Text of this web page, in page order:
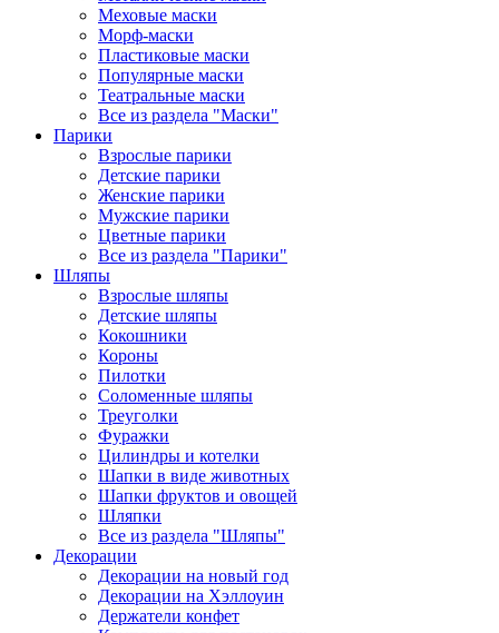
Меховые маски
Морф-маски
Пластиковые маски
Популярные маски
Театральные маски
Все из раздела "Маски"
Парики
Взрослые парики
Детские парики
Женские парики
Мужские парики
Цветные парики
Все из раздела "Парики"
Шляпы
Взрослые шляпы
Детские шляпы
Кокошники
Короны
Пилотки
Соломенные шляпы
Треуголки
Фуражки
Цилиндры и котелки
Шапки в виде животных
Шапки фруктов и овощей
Шляпки
Все из раздела "Шляпы"
Декорации
Декорации на новый год
Декорации на Хэллоуин
Держатели конфет